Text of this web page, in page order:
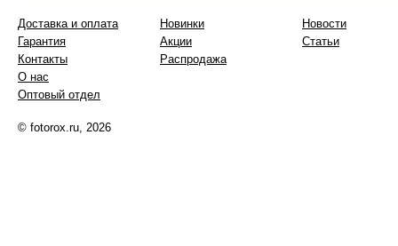
Доставка и оплата
Гарантия
Контакты
О нас
Оптовый отдел
Новинки
Акции
Распродажа
Новости
Статьи
© fotorox.ru, 2026